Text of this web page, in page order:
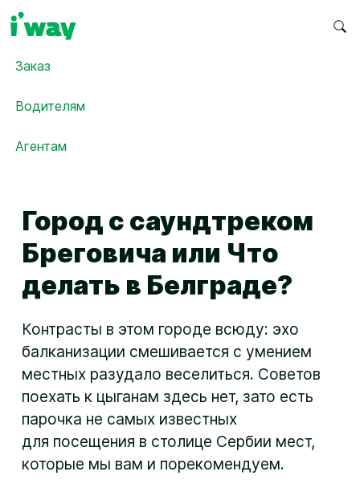
Заказ
Водителям
Агентам
Город с саундтреком
Бреговича или Что
делать в Белграде?
Контрасты в этом городе всюду: эхо
балканизации смешивается с умением
местных разудало веселиться. Советов
поехать к цыганам здесь нет, зато есть
парочка не самых известных
для посещения в столице Сербии мест,
которые мы вам и порекомендуем.